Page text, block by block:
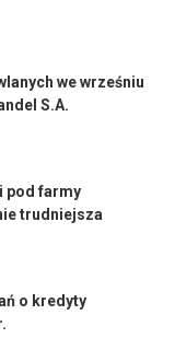
we wrześniu
S.A.
pod farmy
trudniejsza
o kredyty